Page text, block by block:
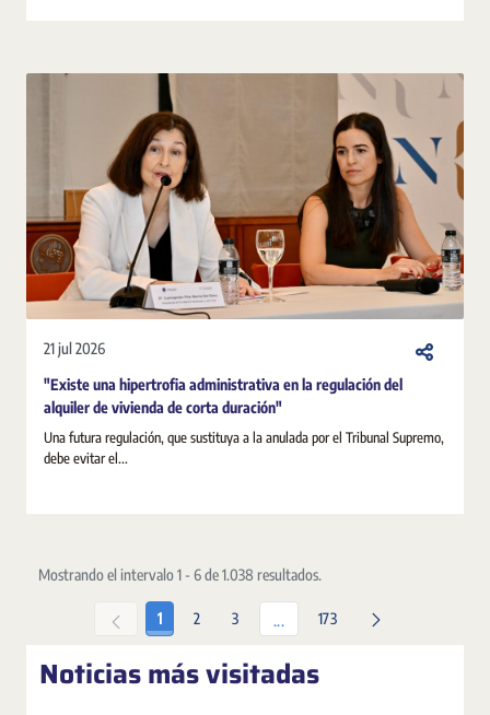
21 jul 2026
"Existe una hipertrofia administrativa en la regulación del
alquiler de vivienda de corta duración"
Una futura regulación, que sustituya a la anulada por el Tribunal Supremo,
debe evitar el...
Mostrando el intervalo 1 - 6 de 1.038 resultados.
Página
1 Página
2 Página
3 ... Páginas intermedias Use TAB
Página
173
Noticias más visitadas